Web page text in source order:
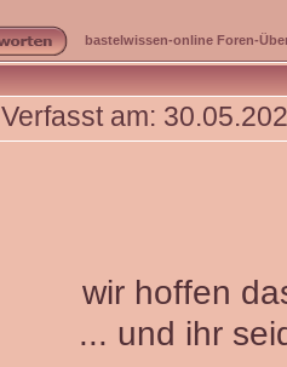
bastelwissen-online Foren-
Verfasst am:
wir hoffen
... und ihr